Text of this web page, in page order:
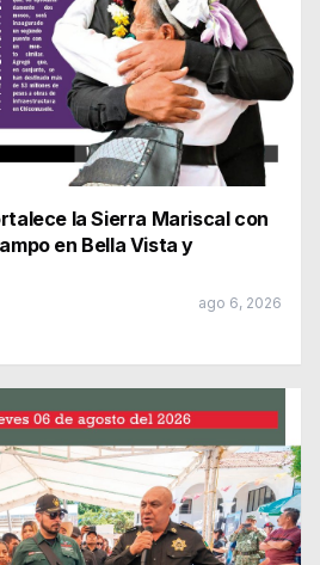
la Sierra Mariscal con
en Bella Vista y
ago 6, 2026